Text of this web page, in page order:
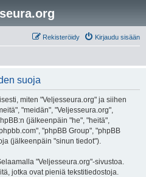
Kirjaudu sisään
Rekisteröidy
suoja
miten "Veljesseura.org" ja siihen
"meidän", "Veljesseura.org",
(jälkeenpäin "he", "heitä",
"phpBB Group", "phpBB
(jälkeenpäin "sinun tiedot").
"Veljesseura.org"-sivustoa.
jotka ovat pieniä tekstitiedostoja.